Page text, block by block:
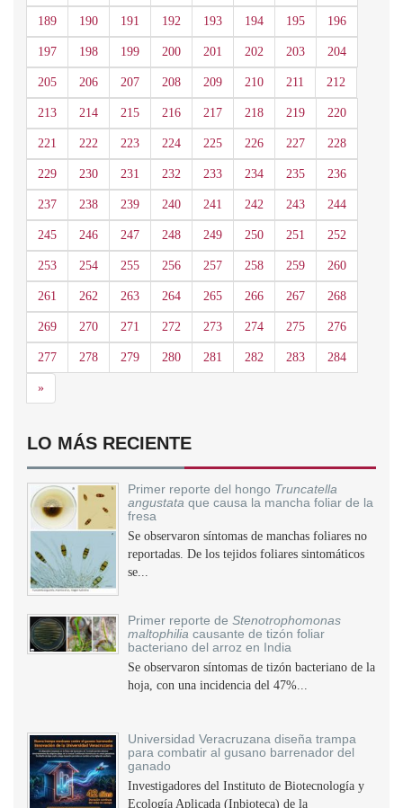
189 190 191 192 193 194 195 196
197 198 199 200 201 202 203 204
205 206 207 208 209 210 211 212
213 214 215 216 217 218 219 220
221 222 223 224 225 226 227 228
229 230 231 232 233 234 235 236
237 238 239 240 241 242 243 244
245 246 247 248 249 250 251 252
253 254 255 256 257 258 259 260
261 262 263 264 265 266 267 268
269 270 271 272 273 274 275 276
277 278 279 280 281 282 283 284
»Siguiente
LO MÁS RECIENTE
Primer reporte del hongo Truncatella
angustata que causa la mancha foliar de la
fresa
Se observaron síntomas de manchas foliares no
reportadas. De los tejidos foliares sintomáticos
se...
Primer reporte de Stenotrophomonas
maltophilia causante de tizón foliar
bacteriano del arroz en India
Se observaron síntomas de tizón bacteriano de la
hoja, con una incidencia del 47%...
Universidad Veracruzana diseña trampa
para combatir al gusano barrenador del
ganado
Investigadores del Instituto de Biotecnología y
Ecología Aplicada (Inbioteca) de la